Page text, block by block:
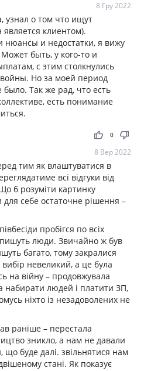
8 Гру 2022
узнал о том что ищут
является клиентом).
нюансы и недостатки, я вижу
быть, у кого-то и
с этим столкнулись
Но за моей период
Так же рад, что есть
есть понимание
thumb_up thumb_down
0
8 Вер 2022
тим як влаштуватися в
всі відгуки від
б розуміти картинку
себе остаточне рішення –
пробігся по всіх
люди. Звичайно ж був
багато, тому закралися
вибір невеликий, а це була
на війну – продовжувала
набирати людей і платити ЗП,
ніхто із незадоволених не
раніше – перестала
зникло, а нам не давали
що буде далі. звільнятися нам
стані. Як показує